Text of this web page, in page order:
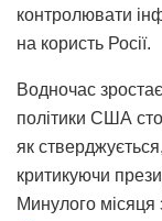
контролювати
на користь Росії.
Водночас
політики США
як
критикуючи
Минулого місяця